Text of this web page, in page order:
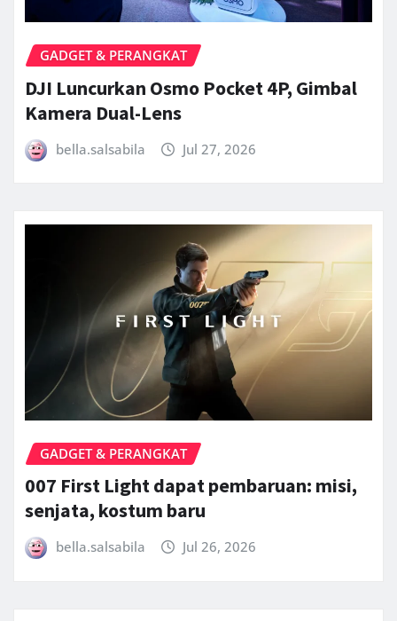
GADGET & PERANGKAT
DJI Luncurkan Osmo Pocket 4P, Gimbal
Kamera Dual-Lens
bella.salsabila Jul 27, 2026
GADGET & PERANGKAT
007 First Light dapat pembaruan: misi,
senjata, kostum baru
bella.salsabila Jul 26, 2026